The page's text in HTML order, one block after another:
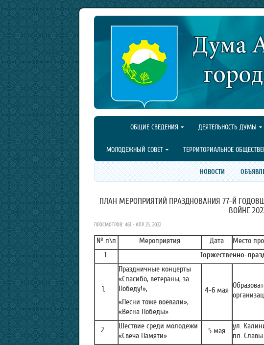
ОБЩИЕ СВЕДЕНИЯ ДЕЯТЕЛЬНОСТЬ ДУМЫ
МОЛОДЕЖНЫЙ СОВЕТ ТЕРРИТОРИАЛЬНОЕ
НОВОСТИ
ПЛАН МЕРОПРИЯТИЙ ПРАЗДНОВАНИЯ 77-Й
ВОЙНЕ
ПРОСМОТРОВ: 461 · АПР 25, 2022
№ п\п Мероприятия Дата Место
1.
Торжественно-
Праздничные концерты
«Спасибо, ветераны, за
Победу!»,
«Песни тоже воевали»,
«Весна Победы»
4-6 мая
Шествие среди молодежи
«Свеча Памяти»
5 мая
ул.
пл. Славы